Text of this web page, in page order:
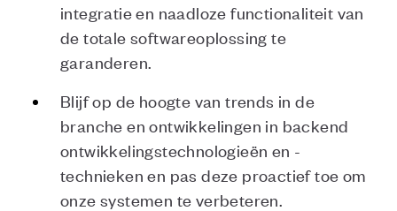
integratie en naadloze functionaliteit van
de totale softwareoplossing te
garanderen.
Blijf op de hoogte van trends in de
branche en ontwikkelingen in backend
ontwikkelingstechnologieën en -
technieken en pas deze proactief toe om
onze systemen te verbeteren.